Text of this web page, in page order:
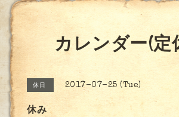
カレンダー(定
休日 2017-07-25 (Tue)
休み